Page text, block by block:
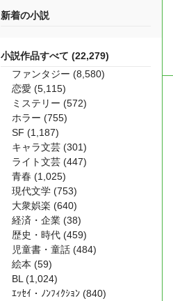
新着の小説
小説作品すべて (22,279)
ファンタジー (8,580)
恋愛 (5,115)
ミステリー (572)
ホラー (755)
SF (1,187)
キャラ文芸 (301)
ライト文芸 (447)
青春 (1,025)
現代文学 (753)
大衆娯楽 (640)
経済・企業 (38)
歴史・時代 (459)
児童書・童話 (484)
絵本 (59)
BL (1,024)
ｴｯｾｲ・ﾉﾝﾌｨｸｼｮﾝ (840)